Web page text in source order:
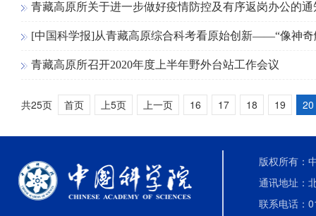
青藏高原所关于进一步做好疫情防控及有序返岗办公的通
[中国科学报]从青藏高原综合科考看原始创新——“像神奇
青藏高原所召开2020年度上半年野外台站工作会议
共25页 首页 上5页 上一页 16 17 18 19 20
版权所有：
通讯地址：
联系电话：